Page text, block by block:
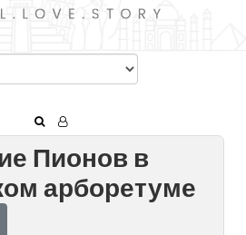
Пионов в
арборетуме